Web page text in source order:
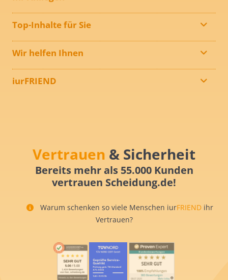
Top-Inhalte für Sie
Wir helfen Ihnen
iurFRIEND
Vertrauen & Sicherheit
Bereits mehr als 55.000 Kunden
vertrauen Scheidung.de!
Warum schenken so viele Menschen iurFRIEND ihr
Vertrauen?